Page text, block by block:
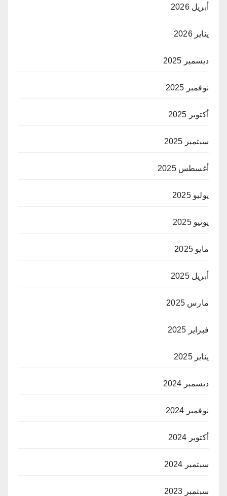
أبريل 2026
يناير 2026
ديسمبر 2025
نوفمبر 2025
أكتوبر 2025
سبتمبر 2025
أغسطس 2025
يوليو 2025
يونيو 2025
مايو 2025
أبريل 2025
مارس 2025
فبراير 2025
يناير 2025
ديسمبر 2024
نوفمبر 2024
أكتوبر 2024
سبتمبر 2024
سبتمبر 2023